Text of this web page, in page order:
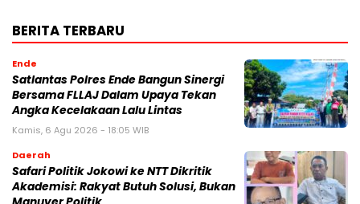
BERITA TERBARU
Ende
Satlantas Polres Ende Bangun Sinergi
Bersama FLLAJ Dalam Upaya Tekan
Angka Kecelakaan Lalu Lintas
Kamis, 6 Agu 2026 - 18:05 WIB
Daerah
Safari Politik Jokowi ke NTT Dikritik
Akademisi: Rakyat Butuh Solusi, Bukan